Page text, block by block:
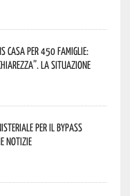
casa per 450 famiglie:
La situazione
per il Bypass
notizie